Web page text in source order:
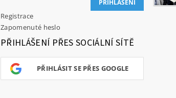
Registrace
Zapomenuté heslo
PŘIHLÁŠENÍ PŘES SOCIÁLNÍ SÍTĚ
PŘIHLÁSIT SE PŘES GOOGLE